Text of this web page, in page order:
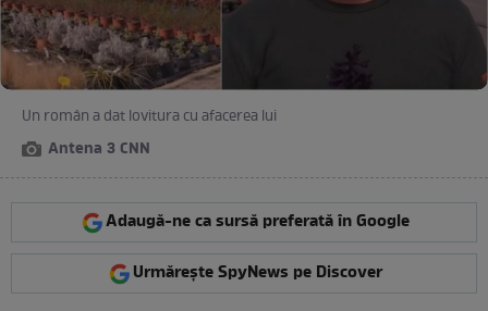
Un român a dat lovitura cu afacerea lui
Antena 3 CNN
Adaugă-ne ca sursă preferată în Google
Urmărește SpyNews pe Discover